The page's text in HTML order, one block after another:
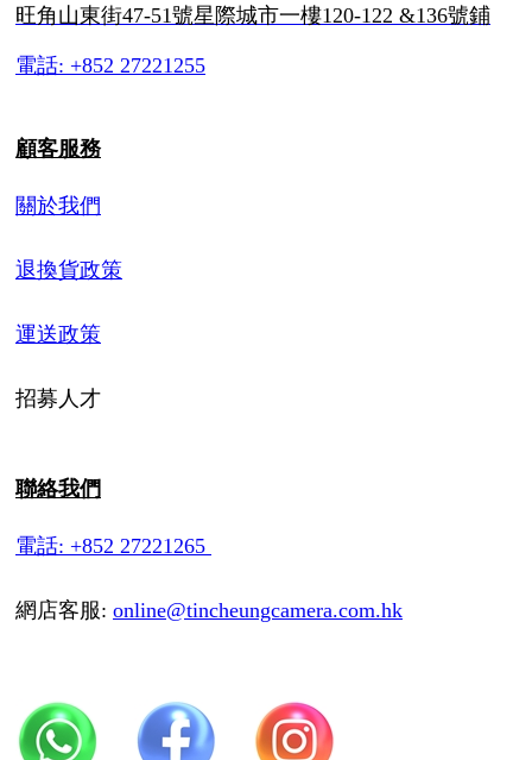
旺角山東街47-51號星際城市一樓120-122 &136號鋪
電話: +852 27221255
顧客服務
關於我們
退換貨政策
運送政策
招募人才
聯絡我們
電話: +852 27221265
網店客服: online@tincheungcamera.com.hk